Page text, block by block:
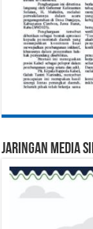
Jaringan Media